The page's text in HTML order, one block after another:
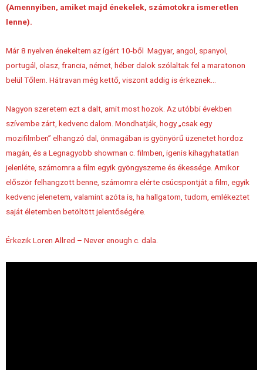
(Amennyiben, amiket majd énekelek, számotokra ismeretlen
lenne).
Már 8 nyelven énekeltem az ígért 10-ből Magyar, angol, spanyol,
portugál, olasz, francia, német, héber dalok szólaltak fel a maratonon
belül Tőlem. Hátravan még kettő, viszont addig is érkeznek…
Nagyon szeretem ezt a dalt, amit most hozok. Az utóbbi években
szívembe zárt, kedvenc dalom. Mondhatják, hogy „csak egy
mozifilmben” elhangzó dal, önmagában is gyönyörű üzenetet hordoz
magán, és a Legnagyobb showman c. filmben, igenis kihagyhatatlan
jelenléte, számomra a film egyik gyöngyszeme és ékessége. Amikor
először felhangzott benne, számomra elérte csúcspontját a film, egyik
kedvenc jelenetem, valamint azóta is, ha hallgatom, tudom, emlékeztet
saját életemben betöltött jelentőségére.
Érkezik Loren Allred – Never enough c. dala.